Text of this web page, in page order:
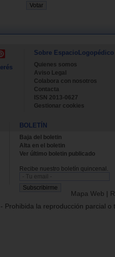
Sobre EspacioLogopédico
Quienes somos
Aviso Legal
Colabora con nosotros
Contacta
ISSN 2013-0627
Gestionar cookies
BOLETÍN
Baja del boletin
Alta en el boletin
Ver último boletin publicado
Recibe nuestro boletín quincenal.
Mapa Web |
- Prohibida la reproducción parcial o